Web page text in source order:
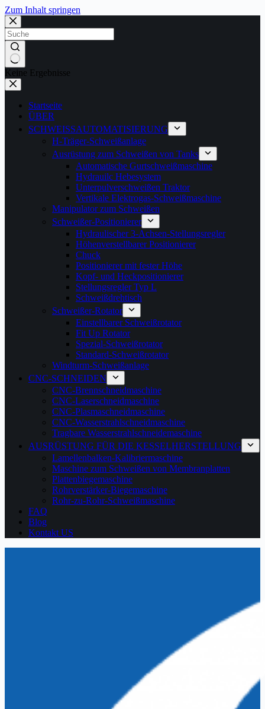
Zum Inhalt springen
Keine Ergebnisse
Startseite
ÜBER
SCHWEISSAUTOMATISIERUNG
H-Träger-Schweißanlage
Ausrüstung zum Schweißen von Tanks
Automatische Gurtschweißmaschine
Hydrauilc Hebesystem
Unterpulverschweißen Traktor
Vertikale Elektrogas-Schweißmaschine
Manipulator zum Schweißen
Schweißer-Positionierer
Hydraulischer 3-Achsen-Stellungsregler
Höhenverstellbarer Positionierer
Chuck
Positionierer mit fester Höhe
Kopf- und Heckpositionierer
Stellungsregler Typ L
Schweißdrehtisch
Schweißer-Rotator
Einstellbarer Schweißrotator
Fit Up Rotator
Spezial-Schweißrotator
Standard-Schweißrotator
Windturm-Schweißanlage
CNC-SCHNEIDEN
CNC-Brennschneidmaschine
CNC-Laserschneidmaschine
CNC-Plasmaschneidmaschine
CNC-Wasserstrahlschneidmaschine
Tragbare Wasserstrahlschneidemaschine
AUSRÜSTUNG FÜR DIE KESSELHERSTELLUNG
Lamellenbalken-Kalibriermaschine
Maschine zum Schweißen von Membranplatten
Plattenbiegemaschine
Rohrverstärker-Biegemaschine
Rohr-zu-Rohr-Schweißmaschine
FAQ
Blog
Kontakt US